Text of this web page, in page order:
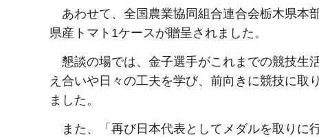
あわせて、全国農業協同組合連合会栃木県本
県産トマト1ケースが贈呈されました。
懇談の場では、金子選手がこれまでの競技生
え合いや日々の工夫を学び、前向きに競技に取
ました。
ま た、「再び日本代表としてメダルを取りに